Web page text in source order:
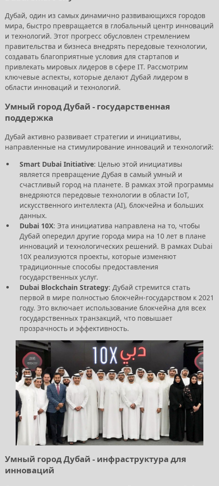
Дубай, один из самых динамично развивающихся городов
мира, быстро превращается в глобальный центр инноваций
и технологий. Этот прогресс обусловлен стремлением
правительства и бизнеса внедрять передовые технологии,
создавать благоприятные условия для стартапов и
привлекать мировых лидеров в сфере IT. Рассмотрим
ключевые аспекты, которые делают Дубай лидером в
области инноваций и технологий.
Умный город Дубай - государственная
поддержка
Дубай активно развивает стратегии и инициативы,
направленные на стимулирование инноваций и технологий:
Smart Dubai Initiative: Целью этой инициативы
является превращение Дубая в самый умный и
счастливый город на планете. В рамках этой программы
внедряются передовые технологии в области IoT,
искусственного интеллекта (AI), блокчейна и больших
данных.
Dubai 10X: Эта инициатива направлена на то, чтобы
Дубай опередил другие города мира на 10 лет в плане
инноваций и технологических решений. В рамках Dubai
10X реализуются проекты, которые изменяют
традиционные способы предоставления
государственных услуг.
Dubai Blockchain Strategy: Дубай стремится стать
первой в мире полностью блокчейн-государством к 2021
году. Это включает использование блокчейна для всех
государственных транзакций, что повышает
прозрачность и эффективность.
Умный город Дубай - инфраструктура для
инноваций